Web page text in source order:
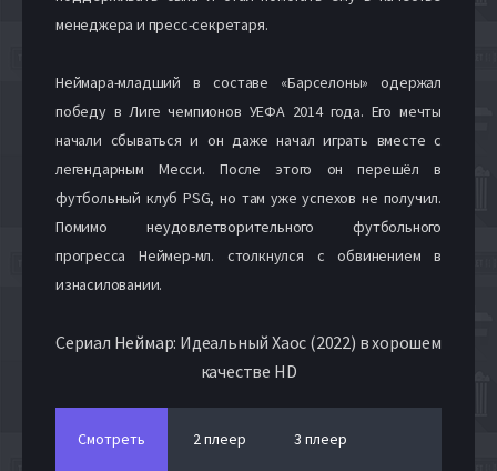
менеджера и пресс-секретаря.
Неймара-младший в составе «Барселоны» одержал
победу в Лиге чемпионов УЕФА 2014 года. Его мечты
начали сбываться и он даже начал играть вместе с
легендарным Месси. После этого он перешёл в
футбольный клуб PSG, но там уже успехов не получил.
Помимо неудовлетворительного футбольного
прогресса Неймер-мл. столкнулся с обвинением в
изнасиловании.
Сериал Неймар: Идеальный Хаос (2022) в хорошем
качестве HD
Смотреть 2 плеер 3 плеер